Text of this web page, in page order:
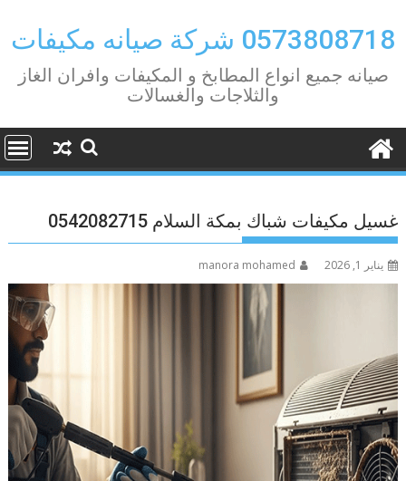
to
content
0573808718 شركة صيانه مكيفات
صيانه جميع انواع المطابخ و المكيفات وافران الغاز
والثلاجات والغسالات
غسيل مكيفات شباك بمكة السلام 0542082715
يناير 1, 2026 manora mohamed